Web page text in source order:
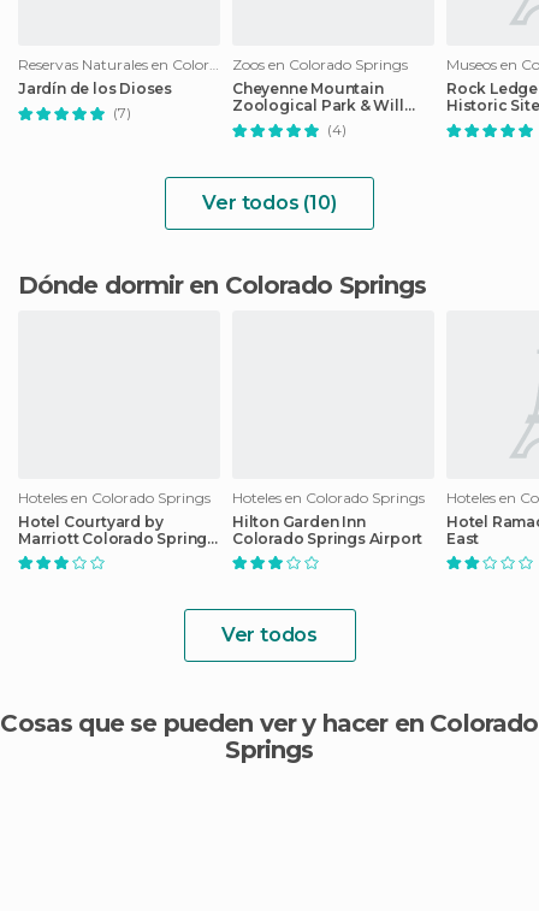
Reservas Naturales en Colorado Springs
Jardín de los Dioses
(7)
Zoos en Colorado Springs
Cheyenne Mountain
Zoological Park & Will
Rogers Shrine of the Sun
(4)
Museos en
Rock
Historic Site
Ver todos (10)
Dónde dormir en Colorado Springs
Hoteles en Colorado Springs
Hotel Courtyard by
Marriott Colorado Springs
South
Hoteles en Colorado Springs
Hilton Garden Inn
Colorado Springs Airport
Hoteles en
Hotel
East
Ver todos
Cosas que se pueden ver y hacer en Colorado
Springs